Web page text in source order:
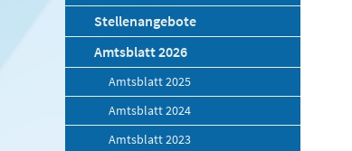
Stellenangebote
Amtsblatt 2026
Amtsblatt 2025
Amtsblatt 2024
Amtsblatt 2023